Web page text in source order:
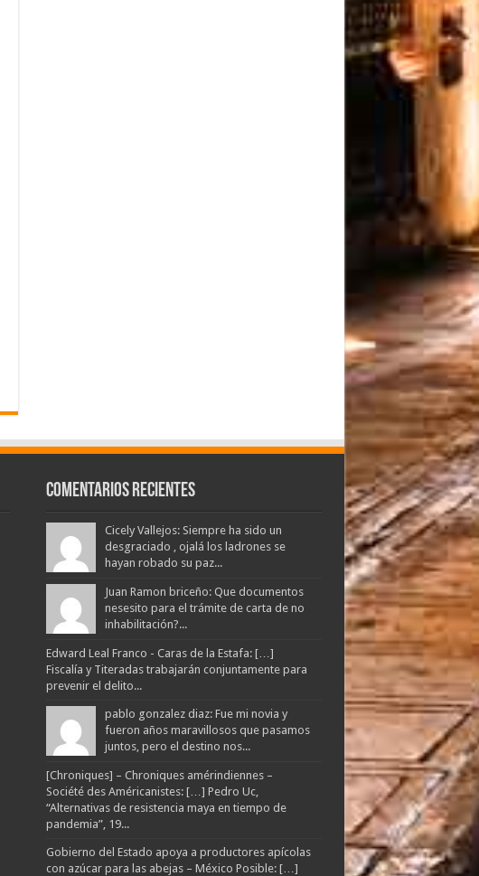
Comentarios Recientes
Cicely Vallejos: Siempre ha sido un
desgraciado , ojalá los ladrones se
hayan robado su paz...
Juan Ramon briceño: Que documentos
nesesito para el trámite de carta de no
inhabilitación?...
Edward Leal Franco - Caras de la Estafa: […]
Fiscalía y Titeradas trabajarán conjuntamente para
prevenir el delito...
pablo gonzalez diaz: Fue mi novia y
fueron años maravillosos que pasamos
juntos, pero el destino nos...
[Chroniques] – Chroniques amérindiennes –
Société des Américanistes: […] Pedro Uc,
“Alternativas de resistencia maya en tiempo de
pandemia”, 19...
Gobierno del Estado apoya a productores apícolas
con azúcar para las abejas – México Posible: […]